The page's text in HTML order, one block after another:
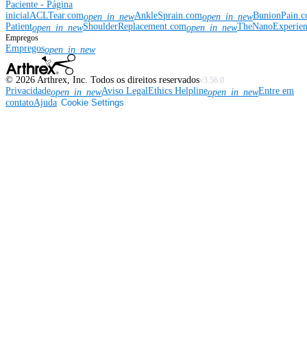
Paciente - Página
inicialACLTear.comopen_in_newAnkleSprain.comopen_in_new
Patientopen_in_newShoulderReplacement.comopen_in_new
Empregos
Empregosopen_in_new
© 2026 Arthrex, Inc. Todos os direitos reservadosv3.56.0
Privacidadeopen_in_newAviso LegalEthics Helplineopen_in_newEntre em
contatoAjuda Cookie Settings